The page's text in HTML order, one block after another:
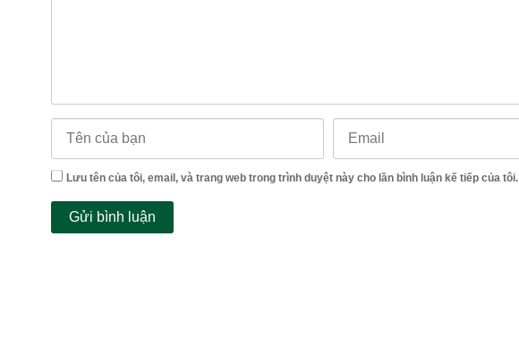
Lưu tên của tôi, email, và trang web trong trình duyệt này cho lần bình luận kế tiếp của tôi.